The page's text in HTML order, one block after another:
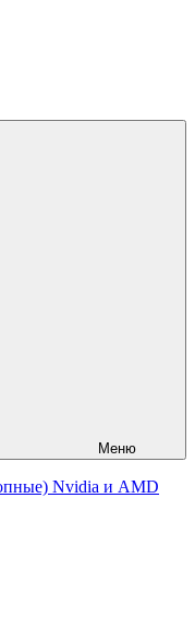
Меню
Nvidia и AMD